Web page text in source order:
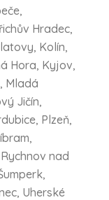
Hradec,
Kolín,
Hora, Kyjov,
Mladá
Jičín,
Plzeň,
nad
Uherské